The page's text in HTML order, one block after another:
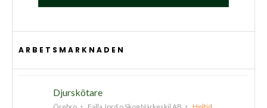
ARBETSMARKNADEN
Djurskötare